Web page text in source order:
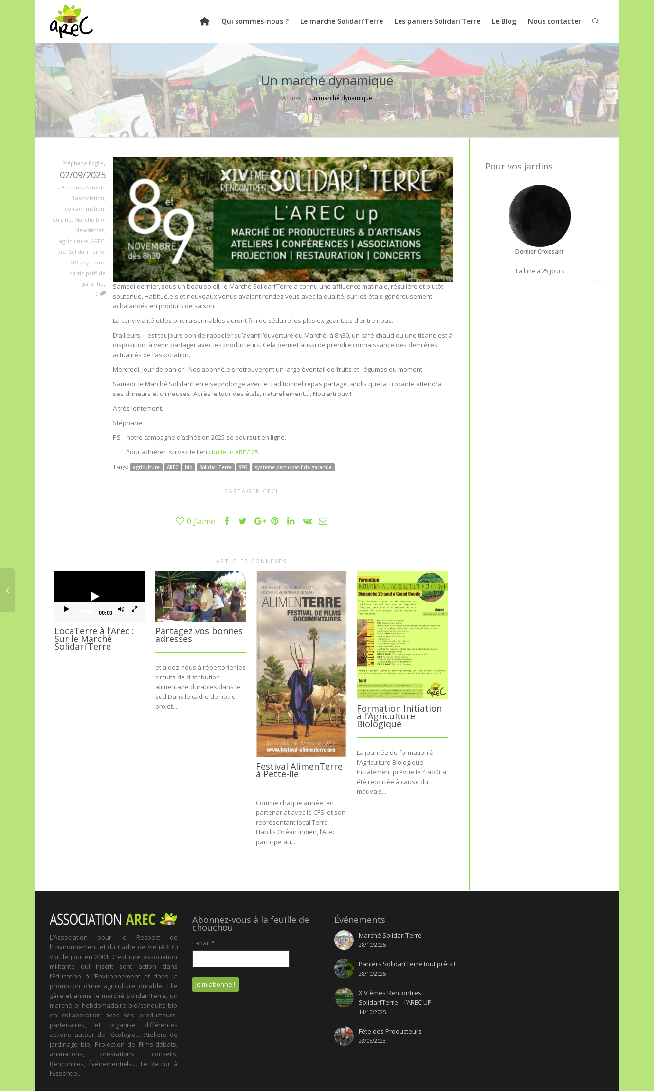
Qui sommes-nous ? Le marché Solidari’Terre Les paniers Solidari’Terre Le Blog Nous contacter
Un marché dynamique
Accueil Un marché dynamique
Stéphane Foglia,
02/09/2025
, A la Une, Actu de
l'association,
consommation,
Cuisine, Marché bio,
Newsletter,
agriculture, AREC,
bio, Solidari'Terre,
SPG, système
participatif de
garantie,
0
Samedi dernier, sous un beau soleil, le Marché Solidari’Terre a connu une affluence matinale, régulière et plutôt
soutenue. Habitué.e.s et nouveaux venus avaient rendez vous avec la qualité, sur les étals généreusement
achalandés en produits de saison.
La convivialité et les prix raisonnables auront fini de séduire les plus exigeant.e.s d’entre nous.
D’ailleurs, il est toujours bon de rappeler qu’avant l’ouverture du Marché, à 8h30, un café chaud ou une tisane est à
disposition, à venir partager avec les producteurs. Cela permet aussi de prendre connaissance des dernières
actualités de l’association.
Mercredi, jour de panier ! Nos abonné.e.s retrouveront un large éventail de fruits et légumes du moment.
Samedi, le Marché Solidari’Terre se prolonge avec le traditionnel repas partage tandis que la Trocante attendra
ses chineurs et chineuses. Après le tour des étals, naturellement…. Nou artrouv !
A très lentement.
Stéphane
PS : notre campagne d’adhésion 2025 se poursuit en ligne.
Pour adhérer suivez le lien : bulletin AREC 25
Tags:
agriculture AREC bio Solidari'Terre SPG système participatif de garantie
PARTAGER CECI
0 J’aime
ARTICLES CONNEXES
00:00
LocaTerre à l’Arec :
Sur le Marché
Solidari’Terre
Partagez vos bonnes
adresses
et aidez-nous à répertorier les
circuits de distribution
alimentaire durables dans le
sud Dans le cadre de notre
projet...
Festival AlimenTerre
à Pette-Ile
Comme chaque année, en
partenariat avec le CFSI et son
représentant local Terra
Habilis Océan Indien, l’Arec
participe au...
Formation Initiation
à l’Agriculture
Biologique
La journée de formation à
l’Agriculture Biologique
initialement prévue le 4 août a
été reportée à cause du
mauvais...
Pour vos jardins
Dernier Croissant
La lune a 25 jours
L’Association pour le Respect de
l’Environnement et du Cadre de vie (AREC)
voit le jour en 2001. C’est une association
militante qui inscrit sont action dans
l’Éducation à l’Environnement et dans la
promotion d’une agriculture durable. Elle
gère et anime le marché Solidari’Terre, un
marché bi-hebdomadaire bio/conduite bio
en collaboration avec ses producteurs-
partenaires, et organise différentes
actions autour de l’écologie… Ateliers de
jardinage bio, Projection de Films-débats,
animations, prestations, conseils,
Rencontres, Événementiels… Le Retour à
l’Essentiel.
Abonnez-vous à la feuille de
chouchou
E-mail *
Événements
Marché Solidari’Terre
28/10/2025
Paniers Solidari’Terre tout prêts !
28/10/2025
XIV èmes Rencontres
Solidari’Terre – l’AREC UP
14/10/2025
Fête des Producteurs
23/05/2023